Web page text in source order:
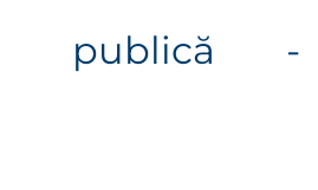
publică -